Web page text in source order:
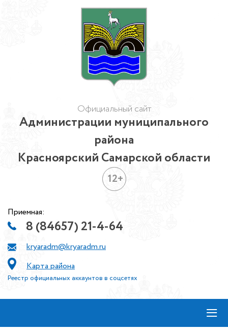
Официальный сайт
Администрации муниципального
района
Красноярский Самарской области
12+
Приемная:
8 (84657) 21-4-64
kryaradm@kryaradm.ru
Карта района
Реестр официальных аккаунтов в соцсетях
≡